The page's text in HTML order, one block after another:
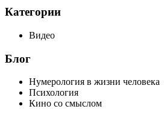
Категории
Видео
Блог
Нумерология в жизни человека
Психология
Кино со смыслом